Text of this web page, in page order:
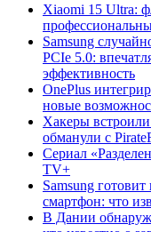
Xiaomi 15 Ultra:
Samsung
PCIe 5.0:
эффективность
OnePlus
новые
Хакеры
обманули с
Сериал
TV+
Samsung
смартфон: что
В Дании